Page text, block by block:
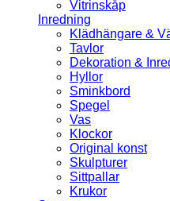
Vitrinskåp
Inredning
Klädhängare &
Tavlor
Dekoration &
Hyllor
Sminkbord
Spegel
Vas
Klockor
Original konst
Skulpturer
Sittpallar
Krukor